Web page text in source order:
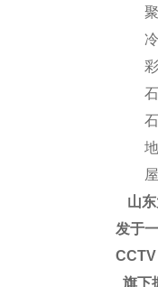
聚
冷
彩
石
石化
地埋
屋面
山东
发于
旗下